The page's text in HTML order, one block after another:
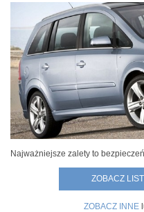
Najważniejsze zalety to
ZOBACZ
ZOBACZ INNE